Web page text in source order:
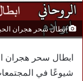
ابطال سحر هجران
ابطال سحر هجران
شيوعًا في